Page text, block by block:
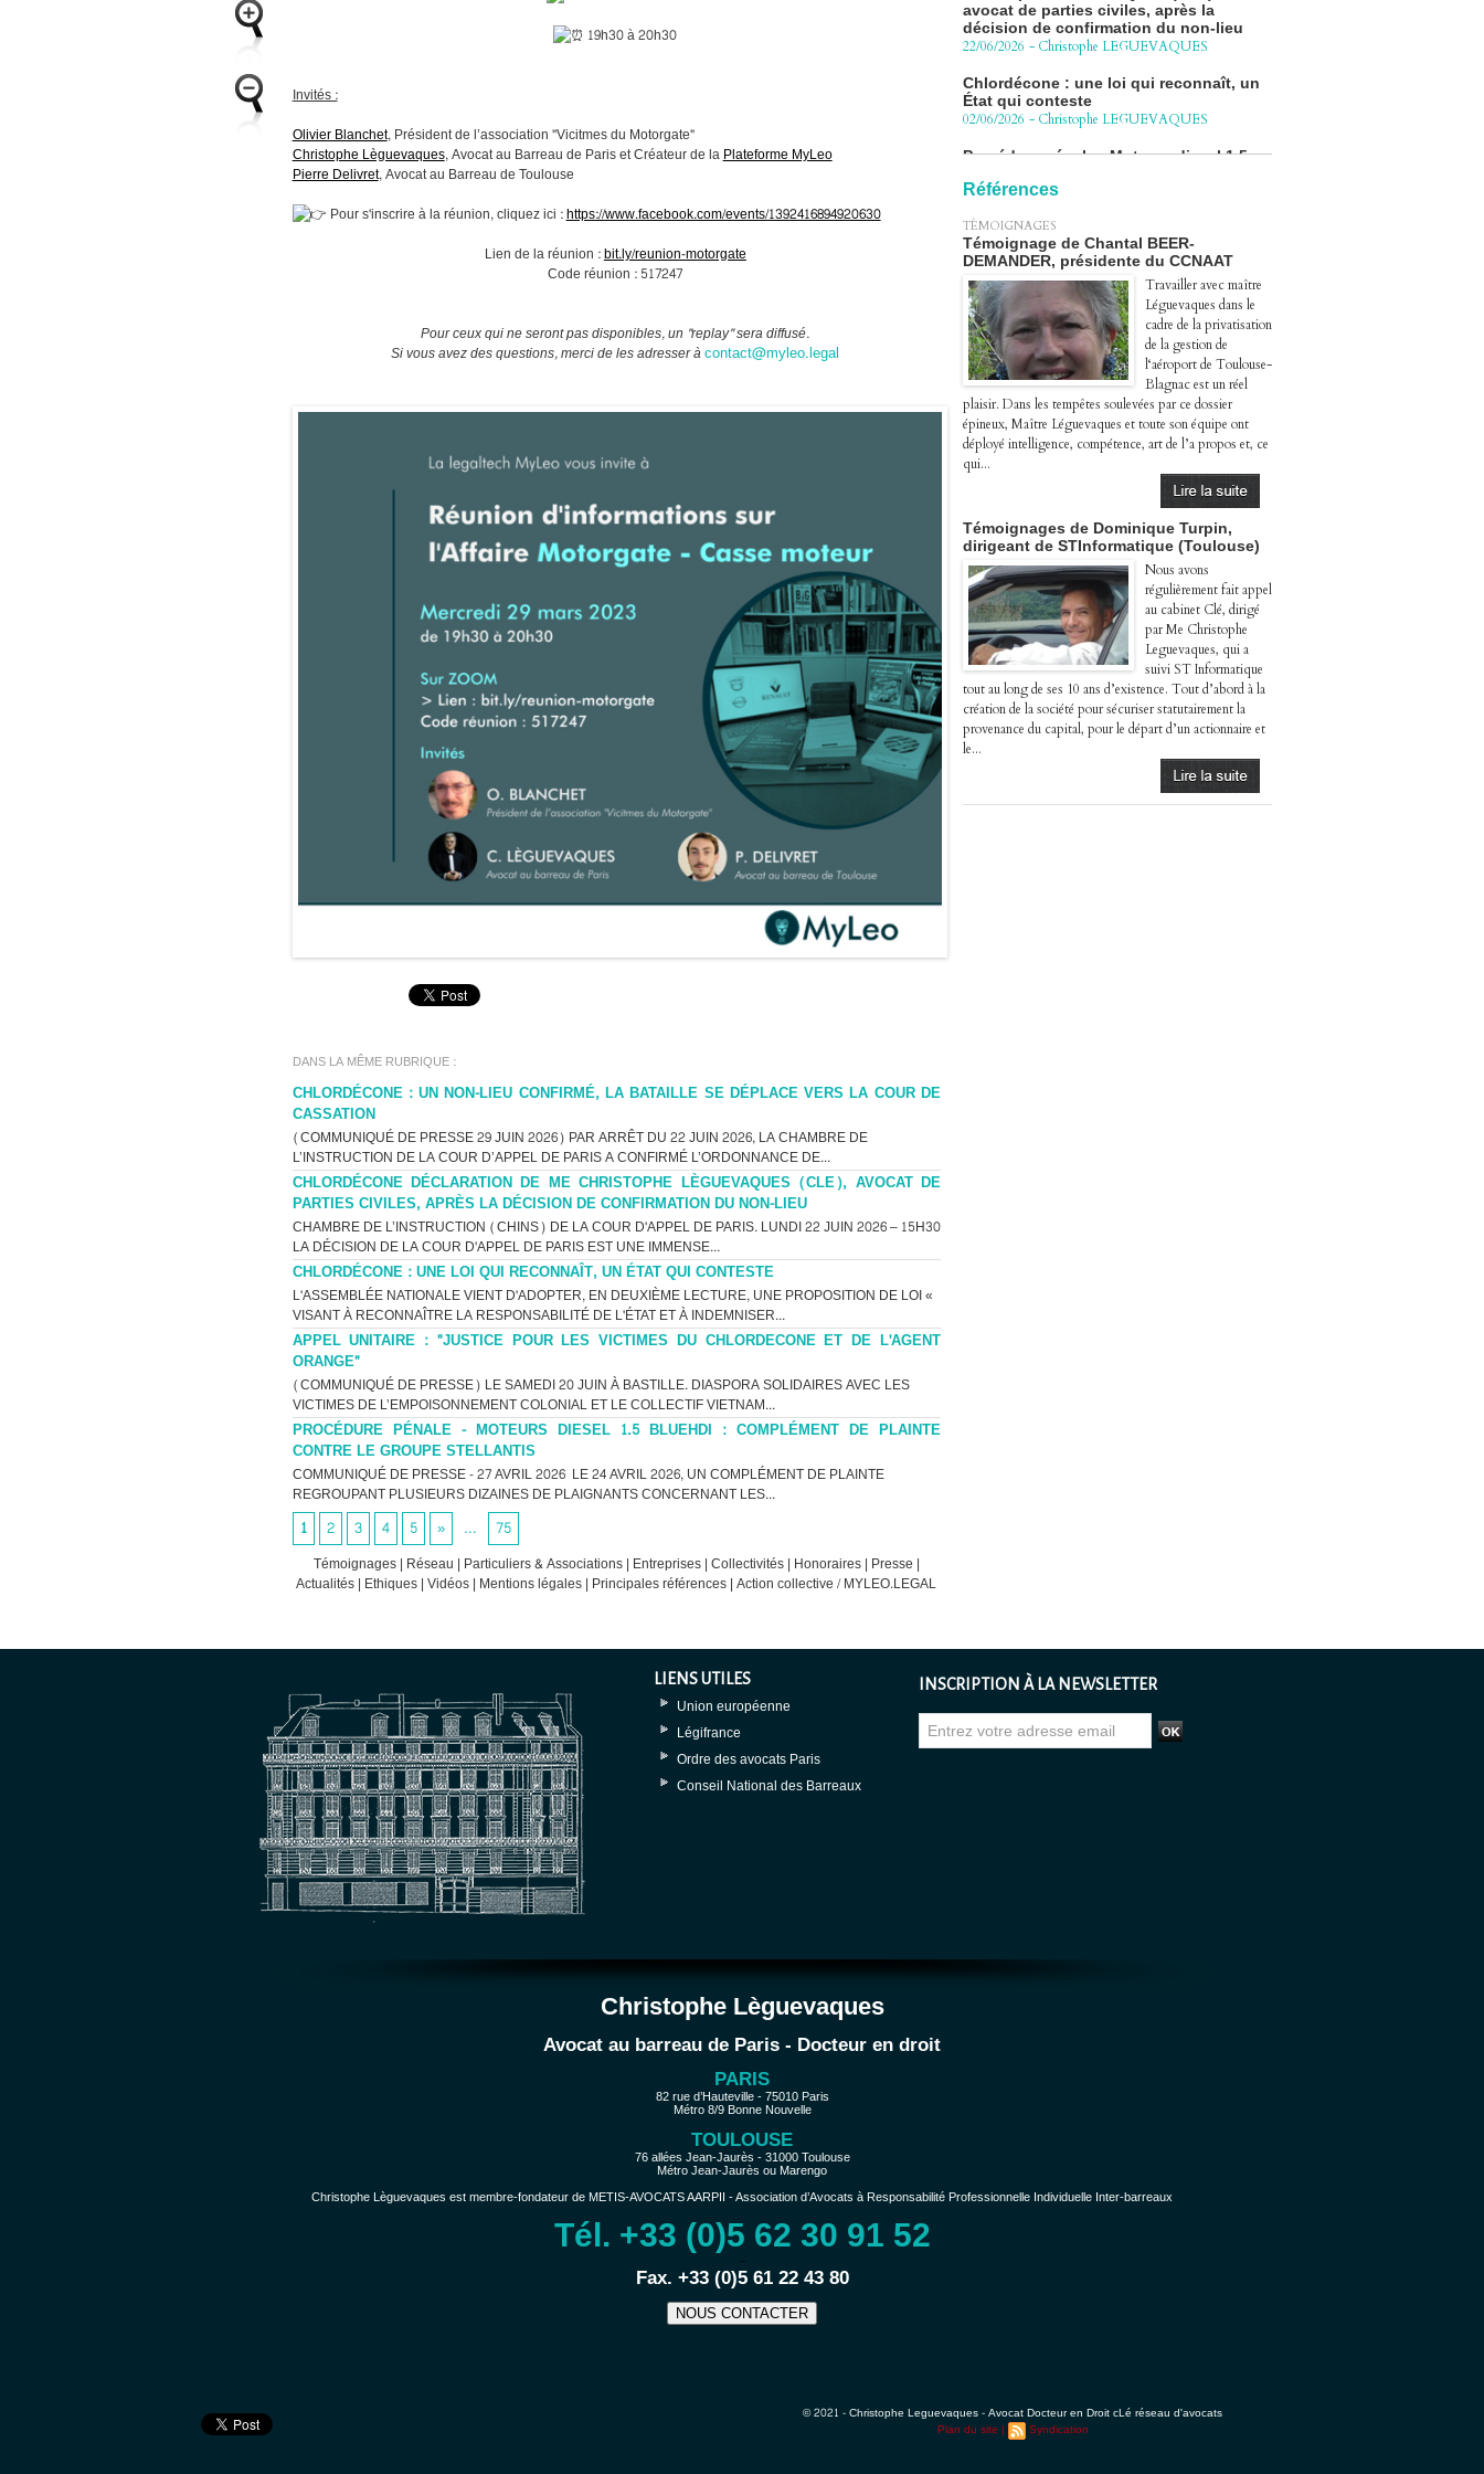
19h30 à 20h30
Invités :
Olivier Blanchet, Président de l’association "Vicitmes du Motorgate"
Christophe Lèguevaques, Avocat au Barreau de Paris et Créateur de laPlateforme MyLeo
Pierre Delivret, Avocat au Barreau de Toulouse
Pour s'inscrire à la réunion, cliquez ici :https://www.facebook.com/events/1392416894920630
Lien de la réunion :bit.ly/reunion-motorgate
Code réunion : 517247
Pour ceux qui ne seront pas disponibles, un "replay" sera diffusé.
Si vous avez des questions, merci de les adresser àcontact@myleo.legal
DANS LA MÊME RUBRIQUE :
CHLORDÉCONE : UN NON-LIEU CONFIRMÉ, LA BATAILLE SE DÉPLACE VERS LA COUR DE
CASSATION
(COMMUNIQUÉ DE PRESSE 29 JUIN 2026) PAR ARRÊT DU 22 JUIN 2026, LA CHAMBRE DE
L’INSTRUCTION DE LA COUR D’APPEL DE PARIS A CONFIRMÉ L’ORDONNANCE DE...
CHLORDÉCONE DÉCLARATION DE ME CHRISTOPHE LÈGUEVAQUES (CLE), AVOCAT DE
PARTIES CIVILES, APRÈS LA DÉCISION DE CONFIRMATION DU NON-LIEU
CHAMBRE DE L’INSTRUCTION (CHINS) DE LA COUR D'APPEL DE PARIS. LUNDI 22 JUIN 2026 – 15H30
LA DÉCISION DE LA COUR D'APPEL DE PARIS EST UNE IMMENSE...
CHLORDÉCONE : UNE LOI QUI RECONNAÎT, UN ÉTAT QUI CONTESTE
L'ASSEMBLÉE NATIONALE VIENT D'ADOPTER, EN DEUXIÈME LECTURE, UNE PROPOSITION DE LOI «
VISANT À RECONNAÎTRE LA RESPONSABILITÉ DE L'ÉTAT ET À INDEMNISER...
APPEL UNITAIRE : "JUSTICE POUR LES VICTIMES DU CHLORDECONE ET DE L'AGENT
ORANGE"
(COMMUNIQUÉ DE PRESSE) LE SAMEDI 20 JUIN À BASTILLE. DIASPORA SOLIDAIRES AVEC LES
VICTIMES DE L’EMPOISONNEMENT COLONIAL ET LE COLLECTIF VIETNAM...
PROCÉDURE PÉNALE - MOTEURS DIESEL 1.5 BLUEHDI : COMPLÉMENT DE PLAINTE
CONTRE LE GROUPE STELLANTIS
COMMUNIQUÉ DE PRESSE - 27 AVRIL 2026 LE 24 AVRIL 2026, UN COMPLÉMENT DE PLAINTE
REGROUPANT PLUSIEURS DIZAINES DE PLAIGNANTS CONCERNANT LES...
1 2 3 4 5 » ... 75
Témoignages| Réseau | Particuliers & Associations| Entreprises|Collectivités| Honoraires| Presse |
Actualités| Ethiques|Vidéos| Mentions légales| Principales références|Action collective / MYLEO.LEGAL
22/06/2026 - Christophe LEGUEVAQUES
Chlordécone : une loi qui reconnaît, un
02/06/2026 -Christophe LEGUEVAQUES
Procédure pénale - Moteurs diesel 1.5
le Groupe STELLANTIS
presque) sur l'action collective ouverte
le 2 avril
07/04/2026 -Christophe LEGUEVAQUES
Références
TÉMOIGNAGES
Témoignage de Chantal BEER-
DEMANDER, présidente du CCNAAT
Travailler avec maître
Léguevaques dans le
cadre de la privatisation
de la gestion de
l‘aéroport de Toulouse-
Blagnac est un réel
plaisir. Dans les tempêtes soulevées par ce dossier
épineux, Maître Léguevaques et toute son équipe ont
déployé intelligence, compétence, art de l’a propos et, ce
qui...
Témoignages de Dominique Turpin,
dirigeant de STInformatique (Toulouse)
Nous avons
régulièrement fait appel
au cabinet Clé, dirigé
par Me Christophe
Leguevaques, qui a
suivi ST Informatique
tout au long de ses 10 ans d’existence. Tout d’abord à la
création de la société pour sécuriser statutairement la
provenance du capital, pour le départ d’un actionnaire et
le...
LIENS UTILES
Union européenne
Légifrance
Ordre des avocats Paris
Conseil National des Barreaux
INSCRIPTION À LA NEWSLETTER
Christophe Lèguevaques
Avocat au barreau de Paris - Docteur en droit
PARIS
82 rue d’Hauteville - 75010 Paris
Métro 8/9 Bonne Nouvelle
TOULOUSE
76 allées Jean-Jaurès - 31000 Toulouse
Métro Jean-Jaurès ou Marengo
Christophe Lèguevaques est membre-fondateur de METIS-AVOCATS AARPII - Association d’Avocats à Responsabilité Professionnelle Individuelle Inter-barreaux
Tél. +33 (0)5 62 30 91 52
−
Fax. +33 (0)5 61 22 43 80
NOUS CONTACTER
© 2021 - Christophe Leguevaques - Avocat Docteur en Droit cLé réseau d'avocats
Plan du site | Syndication